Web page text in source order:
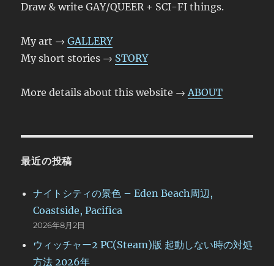
Draw & write GAY/QUEER + SCI-FI things.
My art →GALLERY
My short stories → STORY
More details about this website →ABOUT
最近の投稿
ナイトシティの景色 – Eden Beach周辺,
Coastside, Pacifica
2026年8月2日
ウィッチャー2 PC(Steam)版 起動しない時の対処
方法 2026年